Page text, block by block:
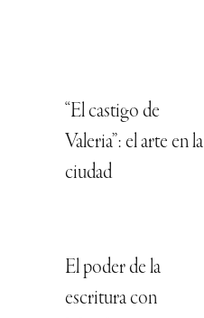
“El castigo de
Valeria”: el arte en la
ciudad
El poder de la
escritura con